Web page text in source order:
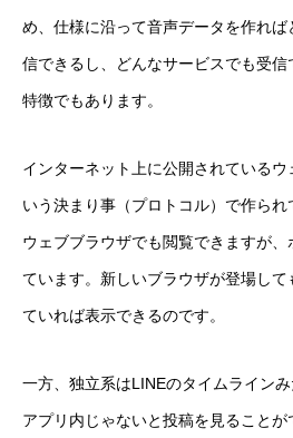
め、仕様に沿って音声データを作れ
信できるし、どんなサービスでも受
特徴でもあります。
インターネット上に公開されている
いう決まり事（プロトコル）で作ら
ウェブブラウザでも閲覧できますが
ています。新しいブラウザが登場し
ていれば表示できるのです。
一方、独立系はLINEのタイムライン
アプリ内じゃないと投稿を見ること